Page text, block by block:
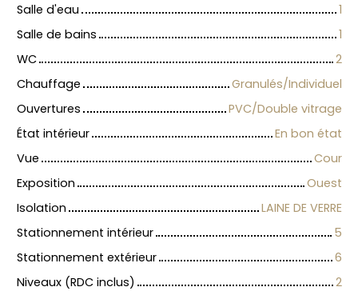
Salle d'eau
1
Salle de bains
1
WC
2
Chauffage
Granulés/Individuel
Ouvertures
PVC/Double vitrage
État intérieur
En bon état
Vue
Cour
Exposition
Ouest
Isolation
LAINE DE VERRE
Stationnement intérieur
5
Stationnement extérieur
6
Niveaux (RDC inclus)
2